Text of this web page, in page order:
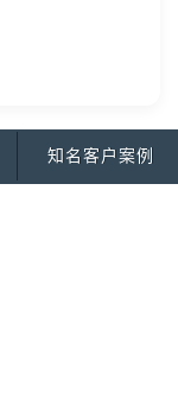
知名客户案例